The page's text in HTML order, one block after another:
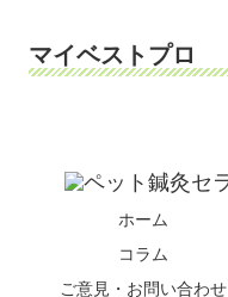
マイベストプロ
ホーム
コラム
ご意見・お問い合わせ